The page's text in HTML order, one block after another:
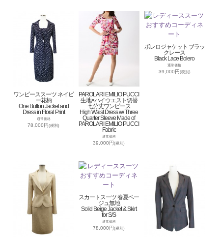
ワンピーススーツ ネイビ
ー花柄
One Button Jacket and
Dress in Floral Print
通常価格
78,000円(税別)
PAROLARI EMILIO PUCCI
生地×ハイウエスト切替
七分丈ワンピース
High Waist Dress w/ Three
Quarter Sleeve Made of
PAROLARI EMILIO PUCCI
Fabric
通常価格
39,000円(税別)
ボレロジャケット ブラッ
クレース
Black Lace Bolero
通常価格
39,000円 (税別)
スカートスーツ 春夏ベー
ジュ無地
Solid Beige Jacket & Skirt
for S/S
通常価格
78,000円(税別)